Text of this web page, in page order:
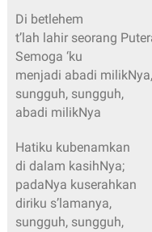
Di betlehem
t’lah lahir seorang
Semoga ‘ku
menjadi abadi milikNya,
sungguh, sungguh,
abadi milikNya
Hatiku kubenamkan
di dalam kasihNya;
padaNya kuserahkan
diriku s’lamanya,
sungguh, sungguh,